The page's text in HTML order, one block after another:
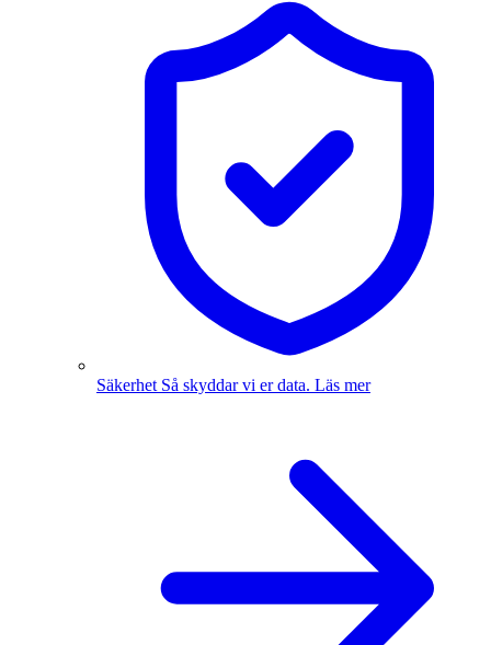
Säkerhet Så skyddar vi er data. Läs mer